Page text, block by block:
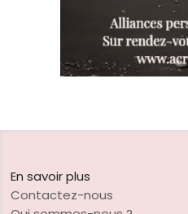
En savoir plus
Contactez-nous